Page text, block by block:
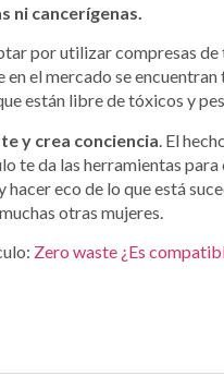
ni cancerígenas.
por utilizar compresas de
en el mercado se
están libre de tóxicos y
y crea conciencia . El
te da las herramientas
hacer eco de lo que está
otras mujeres.
Zero waste ¿Es